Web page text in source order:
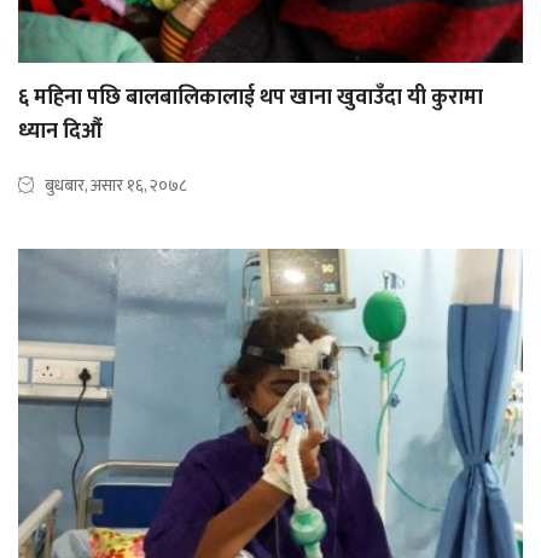
६ महिना पछि बालबालिकालाई थप खाना खुवाउँदा यी कुरामा
ध्यान दिऔं
बुधबार, असार १६, २०७८